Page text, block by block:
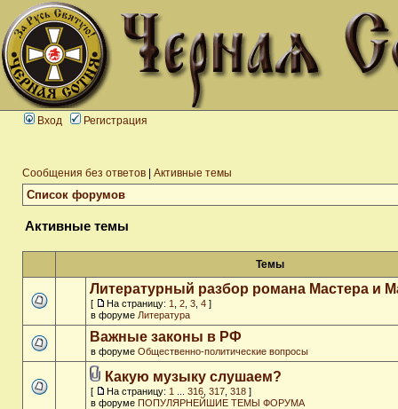
Вход Регистрация
Сообщения без ответов Активные темы
Список форумов
Активные темы
Темы
Литературный разбор романа Мастера и
[ На страницу: 1 2 3 4 ]
в форуме Литература
Важные законы в РФ
в форуме Общественно-политические вопросы
Какую музыку слушаем?
[ На страницу: 1 316 317 318 ]
в форуме ПОПУЛЯРНЕЙШИЕ ТЕМЫ ФОРУМА